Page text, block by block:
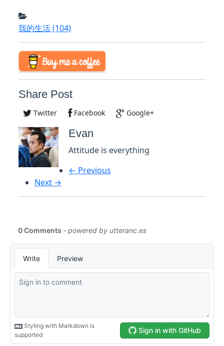
我的生活(104)
Share Post
Twitter Facebook Google+
Evan
Attitude is everything
← Previous
Next →